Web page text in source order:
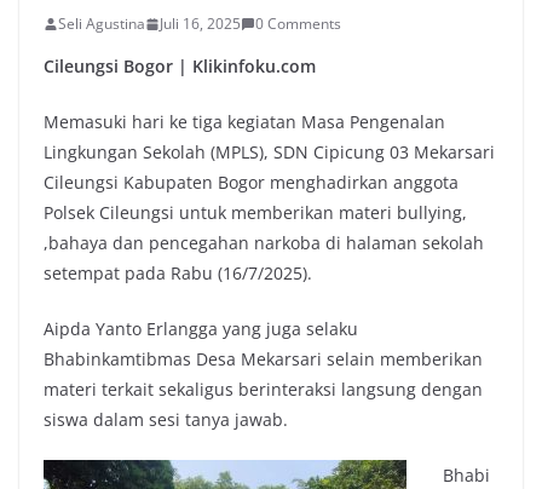
Seli Agustina Juli 16, 2025 0 Comments
Cileungsi Bogor | Klikinfoku.com
Memasuki hari ke tiga kegiatan Masa Pengenalan
Lingkungan Sekolah (MPLS), SDN Cipicung 03 Mekarsari
Cileungsi Kabupaten Bogor menghadirkan anggota
Polsek Cileungsi untuk memberikan materi bullying,
,bahaya dan pencegahan narkoba di halaman sekolah
setempat pada Rabu (16/7/2025).
Aipda Yanto Erlangga yang juga selaku
Bhabinkamtibmas Desa Mekarsari selain memberikan
materi terkait sekaligus berinteraksi langsung dengan
siswa dalam sesi tanya jawab.
Bhabi